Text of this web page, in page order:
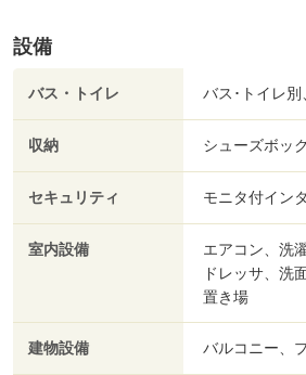
設備
バス・トイレ バス･トイレ
収納 シューズボッ
セキュリティ モニタ付イン
室内設備
エアコン、洗
ドレッサ、洗
置き場
建物設備 バルコニー、